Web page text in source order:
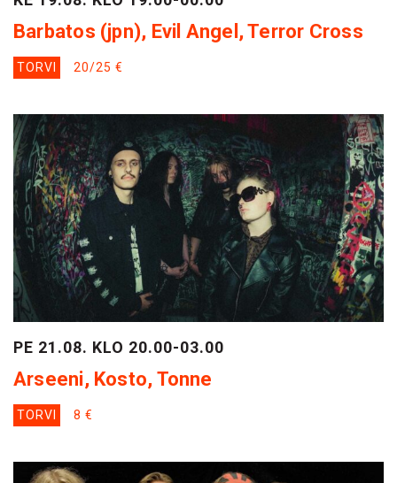
Barbatos (jpn), Evil Angel, Terror Cross
TORVI 20/25 €
PE 21.08. KLO 20.00-03.00
Arseeni, Kosto, Tonne
TORVI 8 €